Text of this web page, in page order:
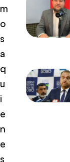
m
o
s
a
q
u
i
e
n
e
s